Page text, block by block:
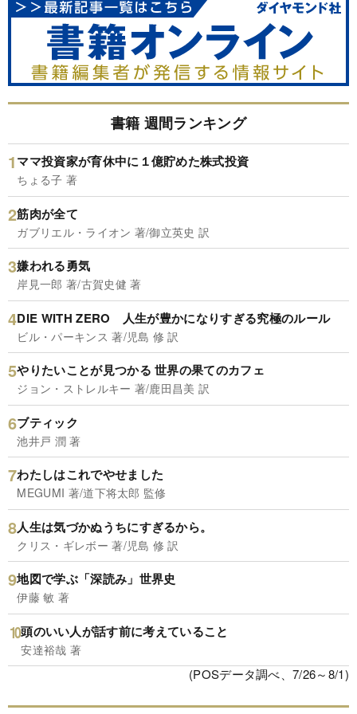
書籍 週間ランキング
ママ投資家が育休中に１億貯めた株式投資
ちょる子 著
筋肉が全て
ガブリエル・ライオン 著/御立英史 訳
嫌われる勇気
岸見一郎 著/古賀史健 著
DIE WITH ZERO 人生が豊かになりすぎる究極のルール
ビル・パーキンス 著/児島 修 訳
やりたいことが見つかる 世界の果てのカフェ
ジョン・ストレルキー 著/鹿田昌美 訳
ブティック
池井戸 潤 著
わたしはこれでやせました
MEGUMI 著/道下将太郎 監修
人生は気づかぬうちにすぎるから。
クリス・ギレボー 著/児島 修 訳
地図で学ぶ「深読み」世界史
伊藤 敏 著
頭のいい人が話す前に考えていること
安達裕哉 著
(POSデータ調べ、7/26～8/1)